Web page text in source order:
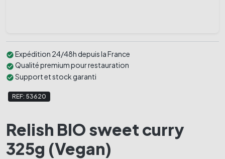
REF: 53620
Relish BIO sweet curry
325g (Vegan)
check_circleExpédition 24/48h depuis la France
check_circleQualité premium pour restauration
check_circleSupport et stock garanti